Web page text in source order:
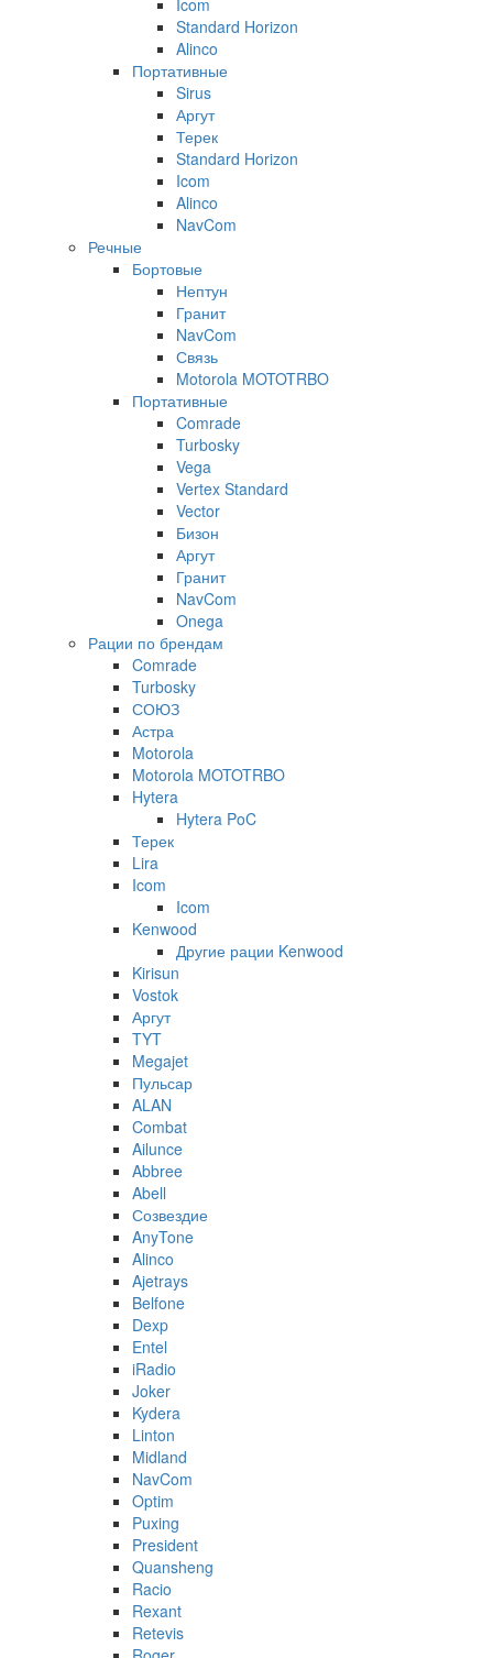
Standard Horizon
Alinco
Портативные
Sirus
Аргут
Терек
Standard Horizon
Icom
Alinco
NavCom
Речные
Бортовые
Нептун
Гранит
NavCom
Связь
Motorola MOTOTRBO
Портативные
Comrade
Turbosky
Vega
Vertex Standard
Vector
Бизон
Аргут
Гранит
NavCom
Onega
Рации по брендам
Comrade
Turbosky
СОЮЗ
Астра
Motorola
Motorola MOTOTRBO
Hytera
Hytera PoC
Терек
Lira
Icom
Icom
Kenwood
Другие рации Kenwood
Kirisun
Vostok
Аргут
TYT
Megajet
Пульсар
ALAN
Combat
Ailunce
Abbree
Abell
Созвездие
AnyTone
Alinco
Ajetrays
Belfone
Dexp
Entel
iRadio
Joker
Kydera
Linton
Midland
NavCom
Optim
Puxing
President
Quansheng
Racio
Rexant
Retevis